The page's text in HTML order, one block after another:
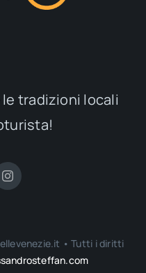
tradizioni locali
• Tutti i diritti